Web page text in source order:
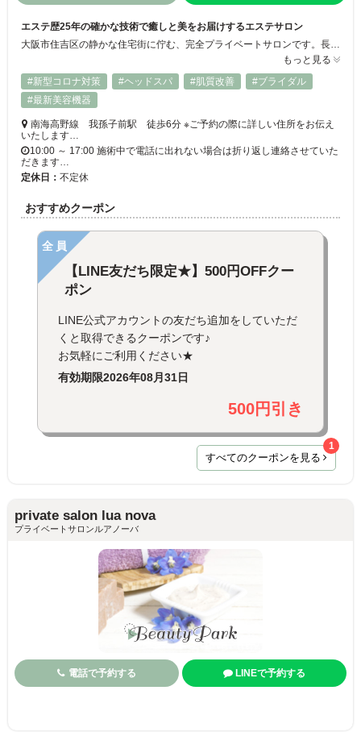
エステ歴25年の確かな技術で癒しと美をお届けするエステサロン
もっと見る
#新型コロナ対策
#ヘッドスパ #肌質改善
#ブライダル
#最新美容機器
南海高野線 我孫子前駅 徒歩6分 ※ご予約の際に詳しい住所をお伝え
いたします…
10:00 ～ 17:00 施術中で電話に出れない場合は折り返し連絡させていた
だきます…
定休日： 不定休
おすすめクーポン
全員
【LINE友だち限定★】500円OFFクー
ポン
LINE公式アカウントの友だち追加をしていただ
くと取得できるクーポンです♪
お気軽にご利用ください★
有効期限2026年08月31日
500円引き
すべてのクーポンを見る
1
private salon lua nova
プライベートサロンルアノーバ
電話で予約する LINEで予約する